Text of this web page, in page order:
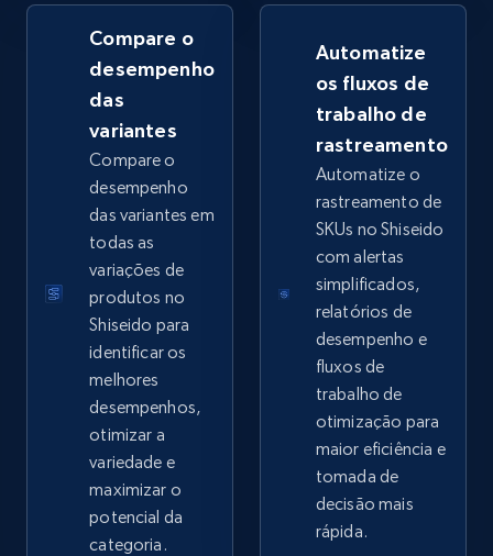
Google Shopping - collects products from
web using keywords
URL, Product id, Title, Product description,
Rating, Reviews count, Images, Variations, and
more.
2.4K+ 202+ Comece agora
Home Depot US
URL, Domain, Country code, Model number,
Sku, Product id, Product name, Manufacturer,
and more.
2.1K+ Comece agora
Compare o
desempenho
das
variantes
Compare o
desempenho
das variantes em
todas as
variações de
produtos no
Shiseido para
identificar os
melhores
desempenhos,
otimizar a
variedade e
maximizar o
potencial da
categoria.
Automatize
os fluxos de
trabalho de
rastreamento
Automatize o
rastreamento de
SKUs no Shiseido
com alertas
simplificados,
relatórios de
desempenho e
fluxos de
trabalho de
otimização para
maior eficiência e
tomada de
decisão mais
rápida.